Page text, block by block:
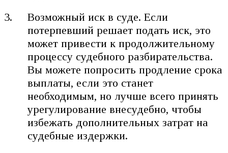
Возможный иск в суде. Если
потерпевший решает подать иск, это
может привести к продолжительному
процессу судебного разбирательства.
Вы можете попросить продление срока
выплаты, если это станет
необходимым, но лучше всего принять
урегулирование внесудебно, чтобы
избежать дополнительных затрат на
судебные издержки.